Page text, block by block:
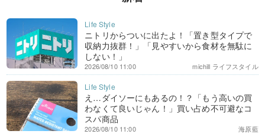
ニトリからついに出たよ！「置き型タイプで
収納力抜群！」「見やすいから食材を無駄に
しない！」
michill ライフスタイル
2026/08/10 11:00
え…ダイソーにもあるの！？「もう高いの買
わなくて良いじゃん！」買い占め不可避なコ
スパ商品
海原藍
2026/08/10 11:00